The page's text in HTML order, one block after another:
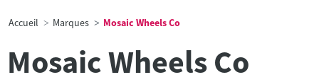
Accueil Marques Mosaic Wheels Co
Mosaic Wheels Co